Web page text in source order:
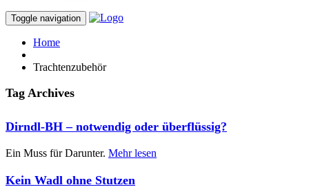
Toggle navigation
Home
Trachtenzubehör
Tag Archives
Dirndl-BH – notwendig oder überflüssig?
Ein Muss für Darunter. Mehr lesen
Kein Wadl ohne Stutzen